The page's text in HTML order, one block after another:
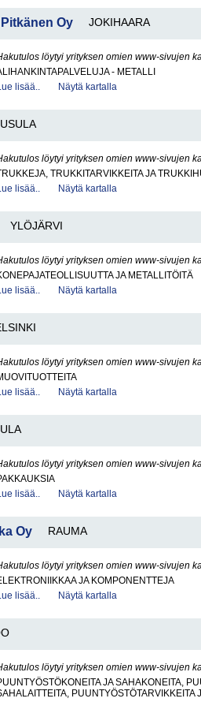
Oy JOKIHAARA
löytyi yrityksen omien www-sivujen
- METALLI
lisää..
Näytä kartalla
löytyi yrityksen omien www-sivujen
TRUKKITARVIKKEITA JA
lisää..
Näytä kartalla
YLÖJÄRVI
löytyi yrityksen omien www-sivujen
JA METALLITÖITÄ
lisää..
Näytä kartalla
löytyi yrityksen omien www-sivujen
lisää..
Näytä kartalla
löytyi yrityksen omien www-sivujen
lisää..
Näytä kartalla
Oy RAUMA
löytyi yrityksen omien www-sivujen
JA KOMPONENTTEJA
lisää..
Näytä kartalla
löytyi yrityksen omien www-sivujen
JA SAHAKONEITA,
PUUNTYÖSTÖTARVIKKEITA